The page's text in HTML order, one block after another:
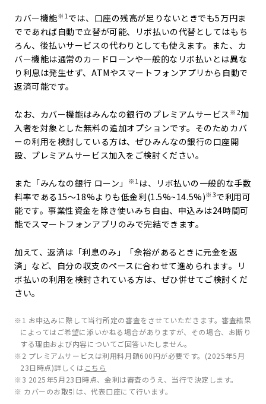
カバー機能※1 では、口座の残高が足りないときでも5万円ま
でであれば自動で立替が可能、リボ払いの代替としてはもち
ろん、後払いサービスの代わりとしても使えます。また、カ
バー機能は通常のカードローンや一般的なリボ払いとは異な
り利息は発生せず、ATMやスマートフォンアプリから自動で
返済可能です。
なお、カバー機能はみんなの銀行のプレミアムサービス ※2加
入者を対象とした無料の追加オプションです。そのためカバ
ーの利用を検討している方は、ぜひみんなの銀行の口座開
設、プレミアムサービス加入をご検討ください。
また「みんなの銀行 ローン」 ※1 は、リボ払いの一般的な手数
料率である15～18%よりも低金利(1.5%~14.5%)※3で利用可
能です。事業性資金を除き使いみち自由、申込みは24時間可
能でスマートフォンアプリのみで完結できます。
加えて、返済は「利息のみ」「余裕があるときに元金を返
済」など、自分の収支のペースに合わせて進められます。リ
ボ払いの利用を検討されている方は、ぜひ併せてご検討くだ
さい。
※1 お申込みに際して当行所定の審査をさせていただきます。審査結果
によってはご希望に添いかねる場合がありますが、その場合、お断り
する理由および内容についてご回答いたしません。
※2 プレミアムサービスは利用料月額600円が必要です。(2025年5月
23日時点)詳しくは こちら
※3 2025年5月23日時点、金利は審査のうえ、当行で決定します。
※ カバーのお取引は、代表口座にて行います。